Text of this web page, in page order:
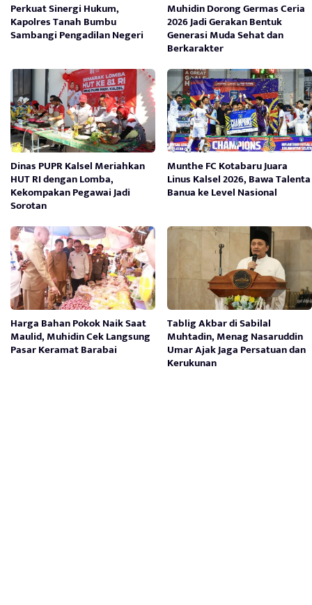
Perkuat Sinergi Hukum,
Kapolres Tanah Bumbu
Sambangi Pengadilan Negeri
Muhidin Dorong Germas Ceria
2026 Jadi Gerakan Bentuk
Generasi Muda Sehat dan
Berkarakter
Dinas PUPR Kalsel Meriahkan
HUT RI dengan Lomba,
Kekompakan Pegawai Jadi
Sorotan
Munthe FC Kotabaru Juara
Linus Kalsel 2026, Bawa Talenta
Banua ke Level Nasional
Harga Bahan Pokok Naik Saat
Maulid, Muhidin Cek Langsung
Pasar Keramat Barabai
Tablig Akbar di Sabilal
Muhtadin, Menag Nasaruddin
Umar Ajak Jaga Persatuan dan
Kerukunan